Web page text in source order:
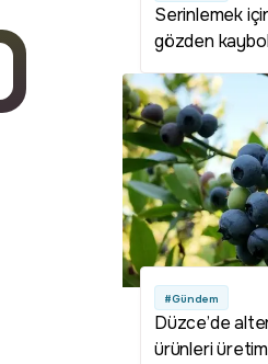
Serinlemek
gözden
#Gündem
Düzce’de
ürünleri